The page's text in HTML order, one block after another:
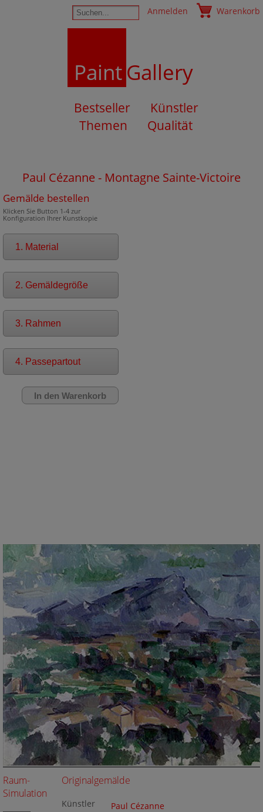
Anmelden Warenkorb
PaintGallery
Bestseller
Künstler
Themen
Qualität
Paul Cézanne - Montagne Sainte-Victoire
Gemälde bestellen
Klicken Sie Button 1-4 zur
Konfiguration Ihrer Kunstkopie
1. Material
2. Gemäldegröße
3. Rahmen
4. Passepartout
Raum-
Simulation
Originalgemälde
Künstler
Paul Cézanne